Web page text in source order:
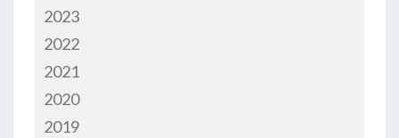
2023
2022
2021
2020
2019